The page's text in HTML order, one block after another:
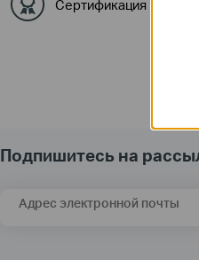
Сертификация
Подпишитесь на
Адрес электронной почты